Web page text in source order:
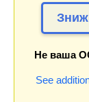
Не ваша
See